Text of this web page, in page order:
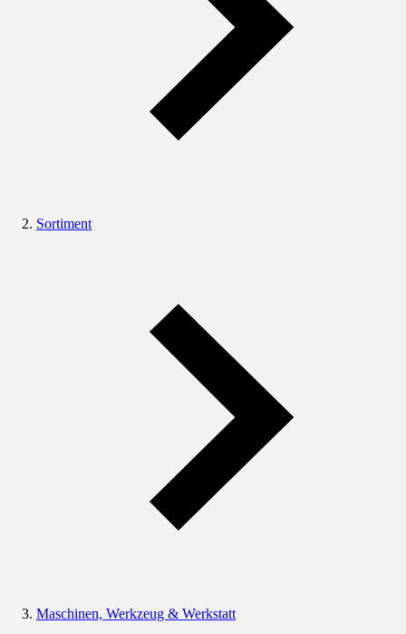
Sortiment
Maschinen, Werkzeug & Werkstatt